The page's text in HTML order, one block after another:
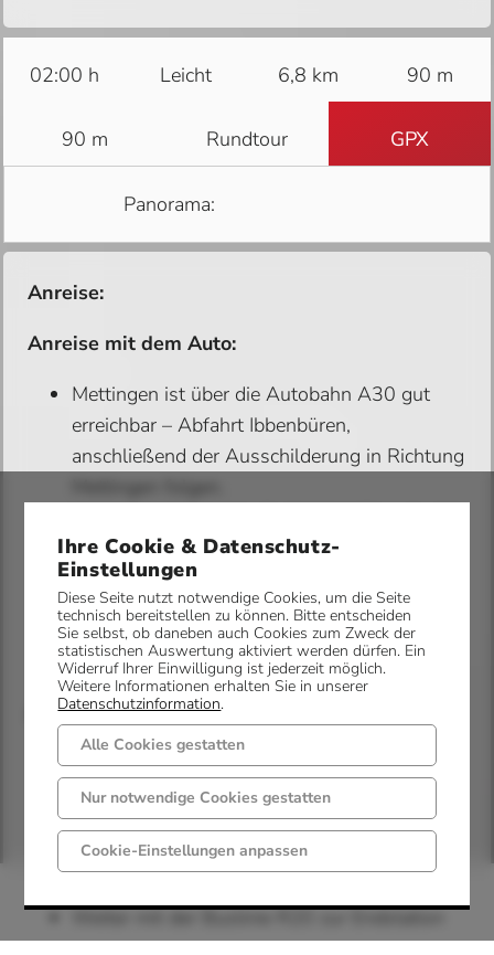
02:00 h Leicht 6,8 km 90 m
90 m Rundtour GPX
Panorama:
Anreise:
Anreise mit dem Auto:
Mettingen ist über die Autobahn A30 gut
erreichbar – Abfahrt Ibbenbüren,
anschließend der Ausschilderung in Richtung
an, Abfahrt Osnabrück Hafen, mit
Weiterfahrt über Westerkappeln nach
Mettingen.
Anreise mit dem ÖPNV:
Der Nah- und Fernverkehrsbahnhof Münster
wird aus unterschiedlichen Richtungen
angefahren
Von Münster aus mit der Buslinie S50 zur
Weiter mit der Buslinie R20 zur Endstation
Mettingen (Westf), Schultenhof
Ihre Cookie & Datenschutz-
Einstellungen
Diese Seite nutzt notwendige Cookies, um die Seite
technisch bereitstellen zu können. Bitte entscheiden
Sie selbst, ob daneben auch Cookies zum Zweck der
statistischen Auswertung aktiviert werden dürfen. Ein
Widerruf Ihrer Einwilligung ist jederzeit möglich.
Weitere Informationen erhalten Sie in unserer
Datenschutzinformation.
Alle Cookies gestatten
Nur notwendige Cookies gestatten
Cookie-Einstellungen anpassen